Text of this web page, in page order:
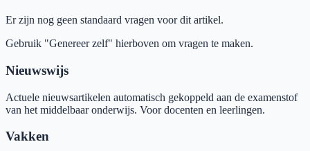
Er zijn nog geen standaard vragen voor dit artikel.
Gebruik "Genereer zelf" hierboven om vragen te maken.
Nieuwswijs
Actuele nieuwsartikelen automatisch gekoppeld aan de examenstof
van het middelbaar onderwijs. Voor docenten en leerlingen.
Vakken